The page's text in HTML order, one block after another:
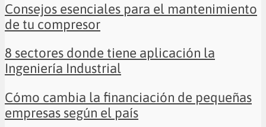
Consejos esenciales para el mantenimiento
de tu compresor
8 sectores donde tiene aplicación la
Ingeniería Industrial
Cómo cambia la financiación de pequeñas
empresas según el país